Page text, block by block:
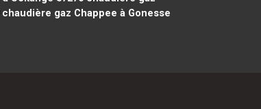
chaudière gaz Chappee à Gonesse